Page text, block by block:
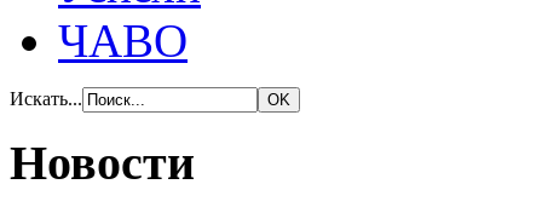
ЧАВО
Искать...
Новости